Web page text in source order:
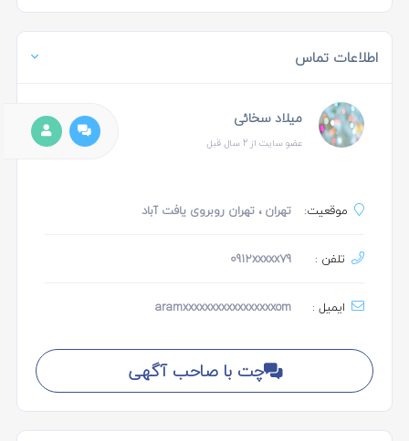
اطلاعات تماس
میلاد سخائی
عضو سایت از 2 سال قبل
موقعیت: تهران، تهران روبروی یافت آباد
تلفن : 0912xxxxx79
ایمیل : aramxxxxxxxxxxxxxxxxxom
چت با صاحب آگهی